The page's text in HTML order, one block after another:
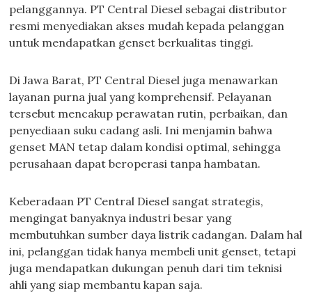
pelanggannya. PT Central Diesel sebagai distributor
resmi menyediakan akses mudah kepada pelanggan
untuk mendapatkan genset berkualitas tinggi.
Di Jawa Barat, PT Central Diesel juga menawarkan
layanan purna jual yang komprehensif. Pelayanan
tersebut mencakup perawatan rutin, perbaikan, dan
penyediaan suku cadang asli. Ini menjamin bahwa
genset MAN tetap dalam kondisi optimal, sehingga
perusahaan dapat beroperasi tanpa hambatan.
Keberadaan PT Central Diesel sangat strategis,
mengingat banyaknya industri besar yang
membutuhkan sumber daya listrik cadangan. Dalam hal
ini, pelanggan tidak hanya membeli unit genset, tetapi
juga mendapatkan dukungan penuh dari tim teknisi
ahli yang siap membantu kapan saja.